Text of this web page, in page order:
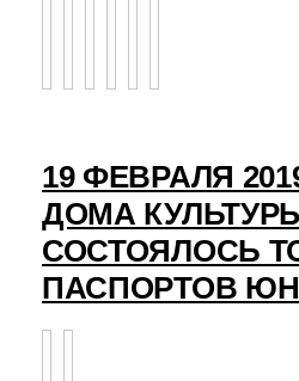
19 ФЕВРАЛЯ
ДОМА
СОСТОЯЛОСЬ
ПАСПОРТОВ